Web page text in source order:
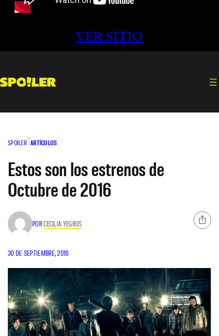
VER SITIO
SPOILER ARTÍCULOS
Estos son los estrenos de
Octubre de 2016
PORCECILIA YEGROS
30 DE SEPTIEMBRE, 2016